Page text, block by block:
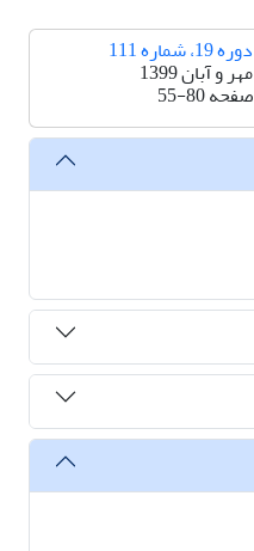
دوره 19، شماره 111
مهر و آبان 1399
صفحه55-80